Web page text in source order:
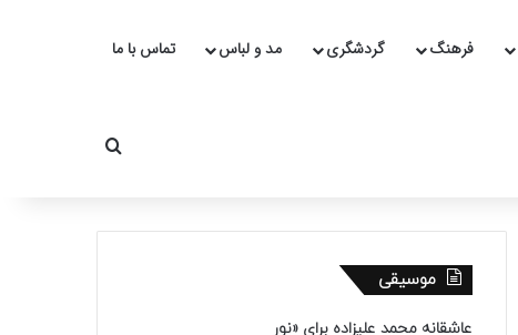
فرهنگ گردشگری مد و لباس تماس با ما
جستجو برای
موسیقی
عاشقانه محمد علیزاده برای «نور